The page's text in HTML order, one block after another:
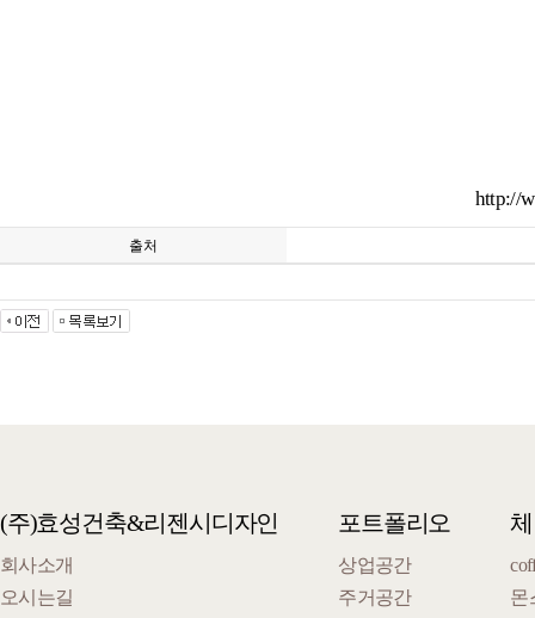
http://
출처
(주)효성건축&리젠시디자인
회사소개
오시는길
포트폴리오
상업공간
주거공간
몬